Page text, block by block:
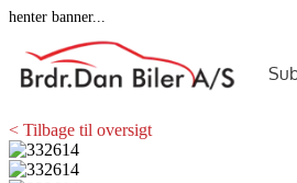
henter banner...
< Tilbage til oversigt